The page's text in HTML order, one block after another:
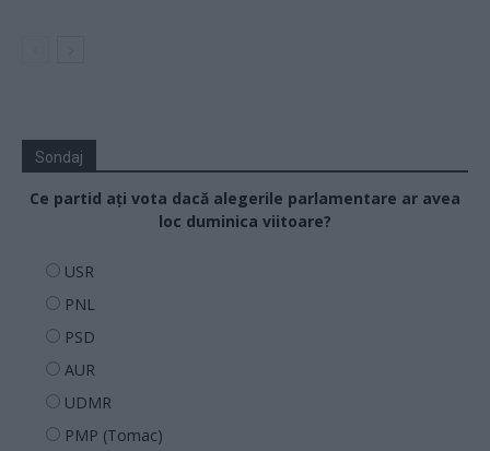
Sondaj
Ce partid ați vota dacă alegerile parlamentare ar avea
loc duminica viitoare?
USR
PNL
PSD
AUR
UDMR
PMP (Tomac)